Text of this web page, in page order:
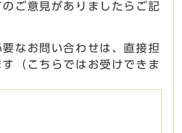
ご意見がありましたらご記
要なお問い合わせは、直接担
（こちらではお受けできま